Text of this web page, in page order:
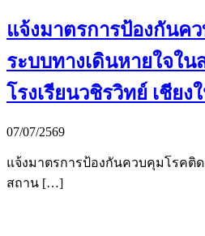
แจ้งมาตรการป้องกันค
ระบบทางเดินหายใจใ
โรงเรียนวชิรวิทย์ เชียง
07/07/2569
แจ้งมาตรการป้องกันควบคุมโรคติ
สถาน […]